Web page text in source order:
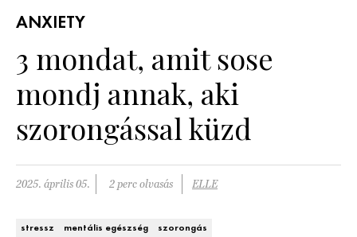
SZÉPSÉG
ÉLETMÓD
PÁRKAPCSOLAT
ANXIETY
3 mondat, amit sose
mondj annak, aki
szorongással küzd
2025. április 05. 2 perc olvasás ELLE
stressz mentális egészség szorongás